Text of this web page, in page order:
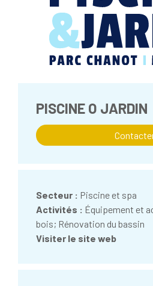
PISCINE O JARDIN
Secteur : Piscine et spa
Activités : Équipement et
bois; Rénovation du bassin
Visiter le site web